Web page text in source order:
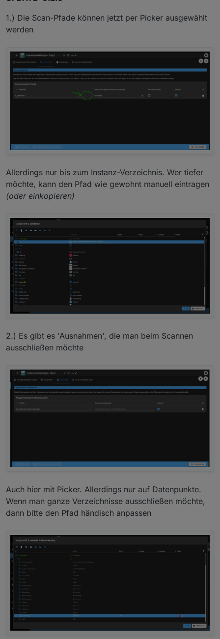
1.) Die Scan-Pfade können jetzt per Picker ausgewählt
werden
Allerdings nur bis zum Instanz-Verzeichnis. Wer tiefer
möchte, kann den Pfad wie gewohnt manuell eintragen
(oder einkopieren)
2.) Es gibt es 'Ausnahmen', die man beim Scannen
ausschließen möchte
Auch hier mit Picker. Allerdings nur auf Datenpunkte.
Wenn man ganze Verzeichnisse ausschließen möchte,
dann bitte den Pfad händisch anpassen